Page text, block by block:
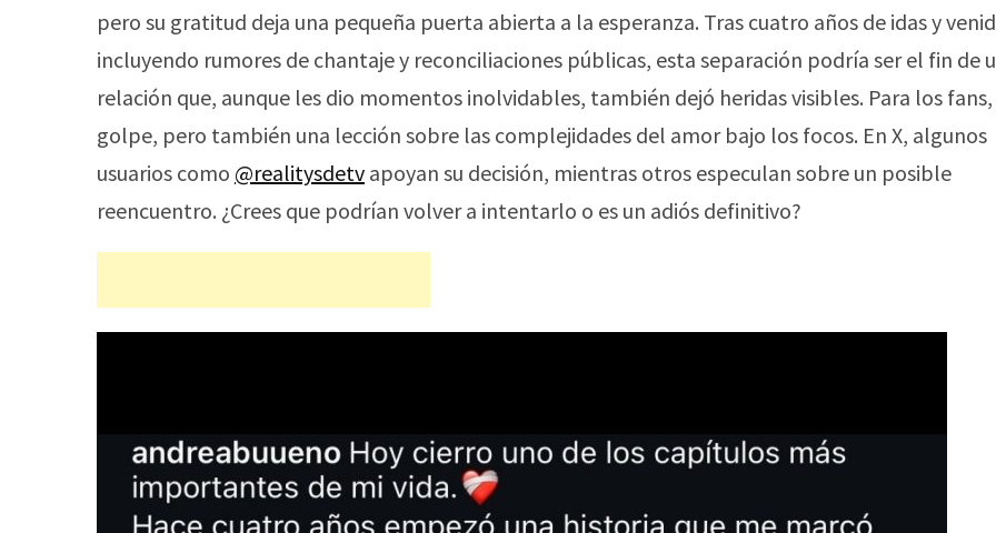
pero su gratitud deja una pequeña puerta abierta a la esperanza. Tras cuatro años de idas y
incluyendo rumores de chantaje y reconciliaciones públicas, esta separación podría ser el fin de
relación que, aunque les dio momentos inolvidables, también dejó heridas visibles. Para los fans,
golpe, pero también una lección sobre las complejidades del amor bajo los focos. En X, algunos
usuarios como @realitysdetv apoyan su decisión, mientras otros especulan sobre un posible
reencuentro. ¿Crees que podrían volver a intentarlo o es un adiós definitivo?